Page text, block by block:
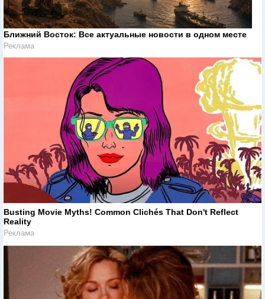
Ближний Восток: Все актуальные новости в одном месте
Реклама
Busting Movie Myths! Common Clichés That Don't Reflect
Reality
Реклама